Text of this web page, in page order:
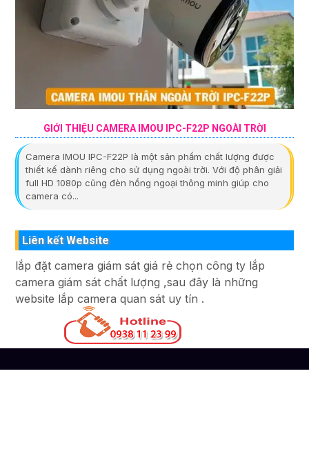
GIỚI THIỆU CAMERA IMOU IPC-F22P NGOÀI TRỜI
Camera IMOU IPC-F22P là một sản phẩm chất lượng được
thiết kế dành riêng cho sử dụng ngoài trời. Với độ phân giải
full HD 1080p cũng đèn hồng ngoại thông minh giúp cho
camera có...
Liên kết Website
lắp đặt camera giám sát giá rẻ chọn công ty lắp
camera giám sát chất lượng ,sau đây là những
website lắp camera quan sát uy tín .